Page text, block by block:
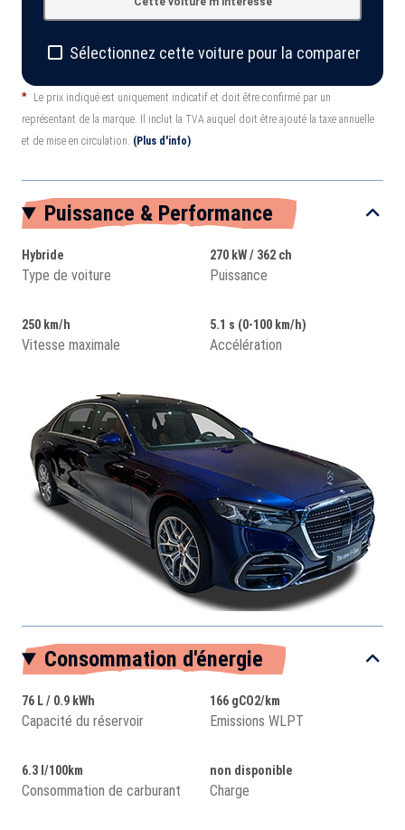
Sélectionnez cette voiture pour la comparer
*
Le prix indiqué est uniquement indicatif et doit être confirmé par un
représentant de la marque. Il inclut la TVA auquel doit être ajouté la taxe annuelle
et de mise en circulation. (Plus d'info)
Puissance & Performance
Hybride
Type de voiture
270 kW / 362 ch
Puissance
250 km/h
Vitesse maximale
5.1 s (0-100 km/h)
Accélération
Consommation d'énergie
76 L / 0.9 kWh
Capacité du réservoir
166 gCO2/km
Emissions WLPT
6.3 l/100km
Consommation de carburant
non disponible
Charge